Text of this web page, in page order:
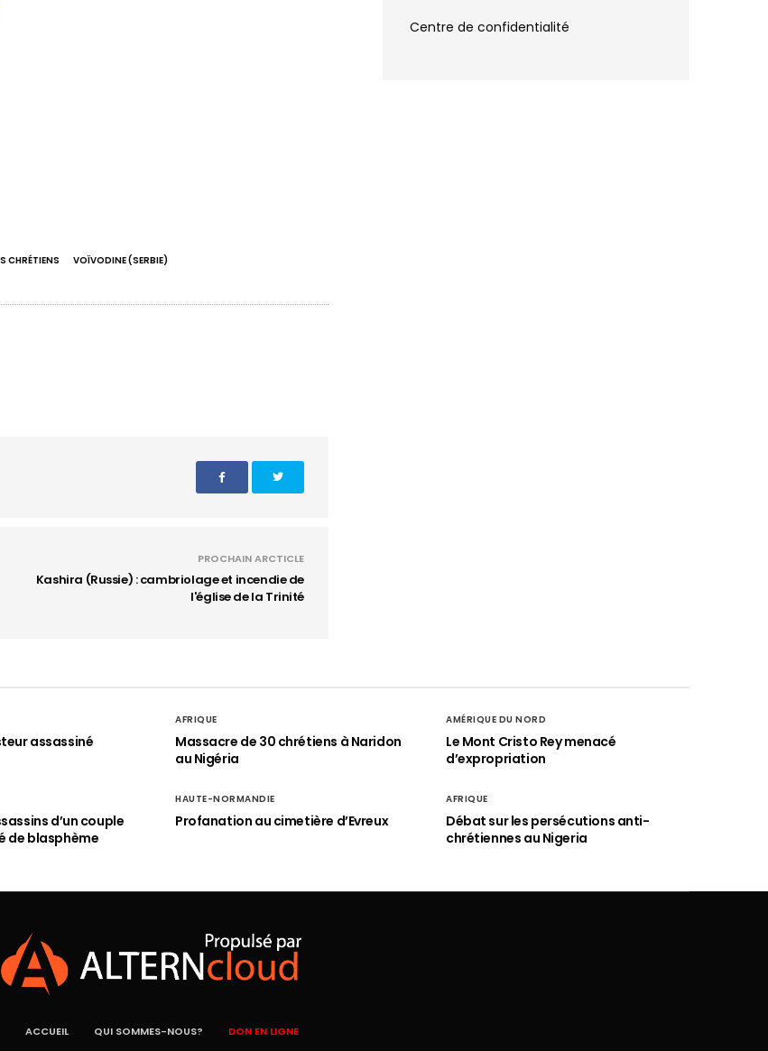
CHRÉTIENS VOÏVODINE (SERBIE)
PROCHAIN ARCTICLE
Kashira (Russie) : cambriolage et incendie de
l'église de la Trinité
Centre de confidentialité
assassiné
AFRIQUE
Massacre de 30 chrétiens à Naridon
au Nigéria
AMÉRIQUE DU NORD
Le Mont Cristo Rey menacé
d’expropriation
d’un couple
de blasphème
HAUTE-NORMANDIE
Profanation au cimetière d’Evreux
AFRIQUE
Débat sur les persécutions anti-
chrétiennes au Nigeria
ACCUEIL QUI SOMMES-NOUS? DON EN LIGNE